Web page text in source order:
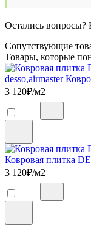
Остались
Сопутствующие
Товары, которые
desso,airmaster
3 120₽/м2
Ковровая плитка
3 120₽/м2